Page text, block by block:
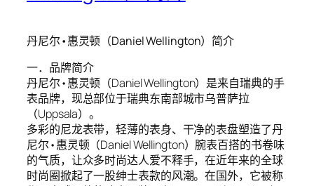
丹尼尔•惠灵顿（Daniel Wellington）简介
一．品牌简介
丹尼尔•惠灵顿（Daniel Wellington）是来自瑞典的手
表品牌，现总部位于瑞典东南部城市乌普萨拉
（Uppsala）。
多彩的尼龙表带，轻薄的表身、干净的表盘塑造了丹
尼尔•惠灵顿（Daniel Wellington）腕表百搭的书卷味
的气质，让众多时尚达人爱不释手，在近年来的全球
时尚圈掀起了一股绅士表款的风潮。在国外，它被称